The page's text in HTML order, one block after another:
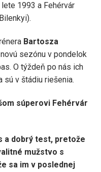
1993 a Fehérvár
Bartosza
sezónu v pondelok
O týždeň po nás ich
sú v štádiu riešenia.
súperovi Fehérvár
a dobrý test, pretože
mužstvo s
sa im v poslednej